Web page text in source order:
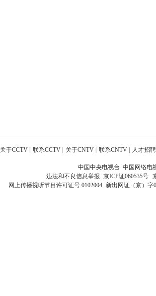
关于CCTV 联系CCTV 关于CNTV 联系CNTV 人才招聘
中国中央电视台 中国网络电
违法和不良信息举报 京ICP证060535号
网上传播视听节目许可证号 0102004 新出网证（京）